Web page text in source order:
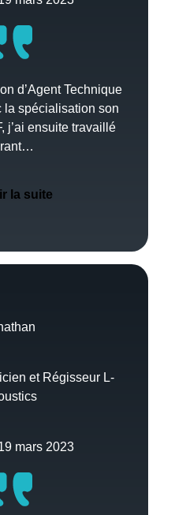
d’Agent Technique
la spécialisation son
j’ai ensuite travaillé
la suite
et Régisseur L-
mars 2023